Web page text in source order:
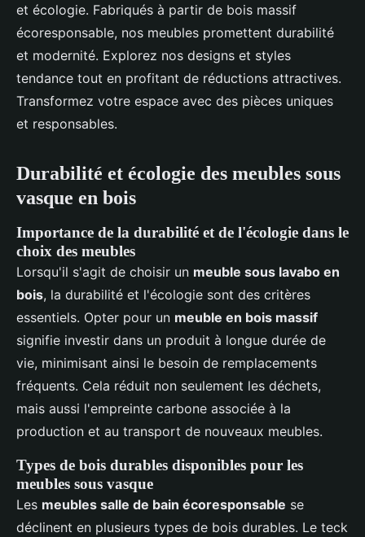
et écologie. Fabriqués à partir de bois massif
écoresponsable, nos meubles promettent durabilité
et modernité. Explorez nos designs et styles
tendance tout en profitant de réductions attractives.
Transformez votre espace avec des pièces uniques
et responsables.
Durabilité et écologie des meubles sous
vasque en bois
Importance de la durabilité et de l'écologie dans le
choix des meubles
Lorsqu'il s'agit de choisir un meuble sous lavabo en
bois, la durabilité et l'écologie sont des critères
essentiels. Opter pour un meuble en bois massif
signifie investir dans un produit à longue durée de
vie, minimisant ainsi le besoin de remplacements
fréquents. Cela réduit non seulement les déchets,
mais aussi l'empreinte carbone associée à la
production et au transport de nouveaux meubles.
Types de bois durables disponibles pour les
meubles sous vasque
Les meubles salle de bain écoresponsable se
déclinent en plusieurs types de bois durables. Le teck